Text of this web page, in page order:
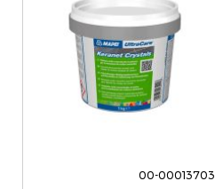
00-00013703